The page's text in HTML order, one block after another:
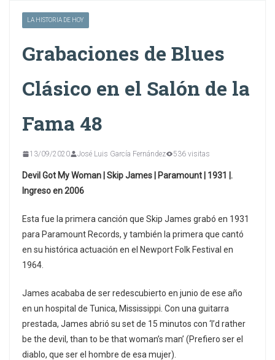
LA HISTORIA DE HOY
Grabaciones de Blues
Clásico en el Salón de la
Fama 48
13/09/2020 José Luis García Fernández 536 visitas
Devil Got My Woman | Skip James | Paramount | 1931 |.
Ingreso en 2006
Esta fue la primera canción que Skip James grabó en 1931
para Paramount Records, y también la primera que cantó
en su histórica actuación en el Newport Folk Festival en
1964.
James acababa de ser redescubierto en junio de ese año
en un hospital de Tunica, Mississippi. Con una guitarra
prestada, James abrió su set de 15 minutos con ‘I’d rather
be the devil, than to be that woman’s man’ (Prefiero ser el
diablo, que ser el hombre de esa mujer).